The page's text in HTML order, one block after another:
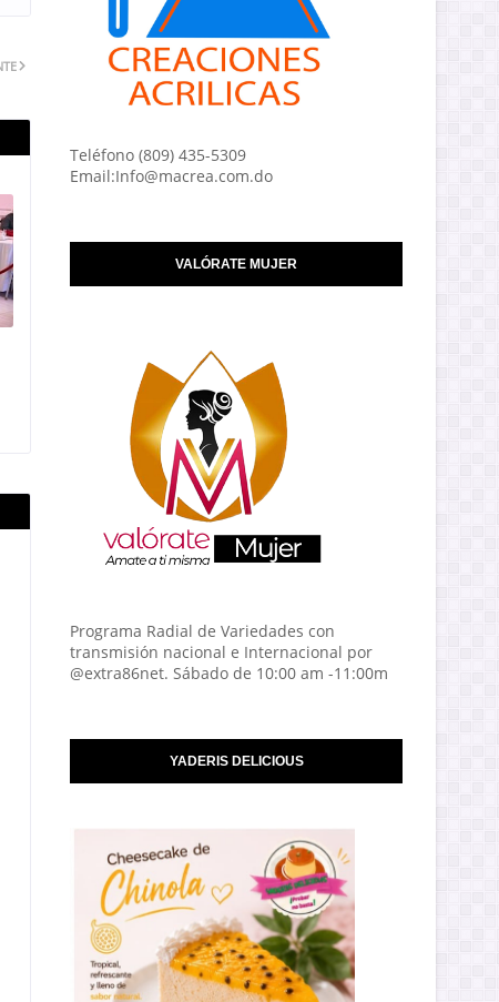
Teléfono (809) 435-5309
Email:Info@macrea.com.do
VALÓRATE MUJER
Programa Radial de Variedades con
transmisión nacional e Internacional por
@extra86net. Sábado de 10:00 am -11:00m
YADERIS DELICIOUS